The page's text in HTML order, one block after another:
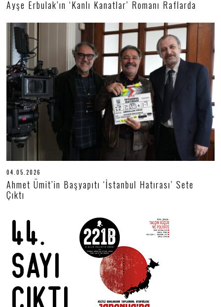
.
5
6
Ayşe Erbulak’ın ‘Kanlı Kanatlar’ Romanı Raflarda
04.05.2026
.
Ahmet Ümit’in Başyapıtı ‘İstanbul Hatırası’ Sete
Çıktı